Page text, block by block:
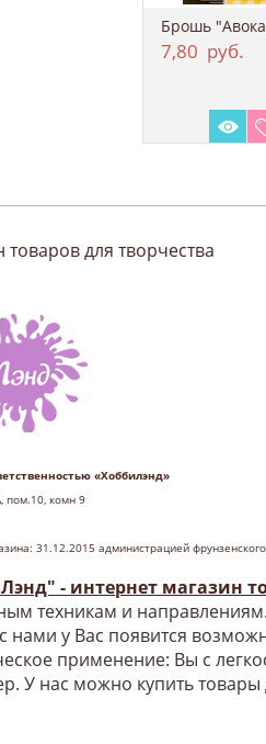
Брошь
7,80 руб.
для творчества
«Хоббилэнд»
пом.10, комн 9
31.12.2015 администрацией
- интернет магазин
техникам и
нами у Вас появится
применение: Вы с
У нас можно купить товары